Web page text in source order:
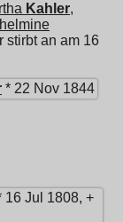
Kahler,
stirbt an am 16
* 22 Nov 1844
16 Jul 1808, +